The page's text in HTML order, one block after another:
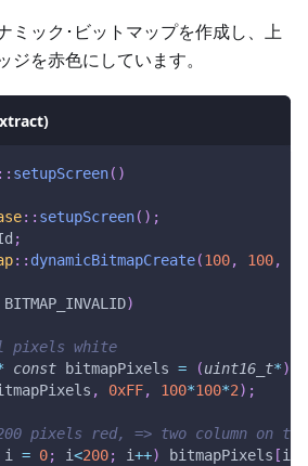
ミック･ビットマップを作成し、上
を赤色にしています。
setupScreen( )
:: setupScreen( ) ;
;
:: dynamicBitmapCreate(100, 100,
BITMAP_INVALID)
white
const bitmapPixels = (uint16_t*)
, 0xFF, 100*100*2) ;
pixels red, => two column on
i = 0; i<200; i++) bitmapPixels [i